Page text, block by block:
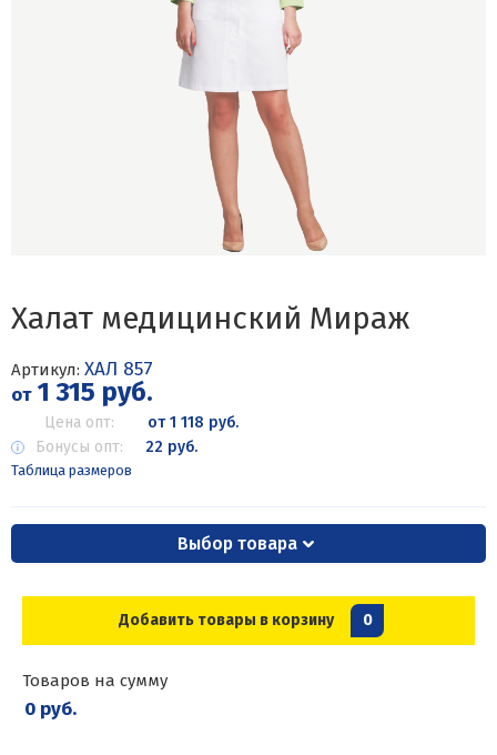
Халат медицинский Мираж
Артикул: ХАЛ 857
от1 315 руб.
Цена опт:
от 1 118 руб.
Бонусы опт:
22 руб.
Таблица размеров
Выбор товара
Добавить товары в корзину 0
Товаров на сумму
0 руб.